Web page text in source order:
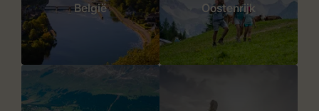
België Oostenrijk